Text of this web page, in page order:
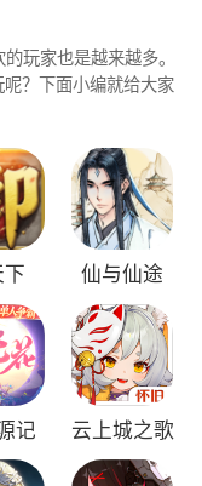
到来。面对无
身的无力……
有凡人的渴望
下。
世界的谜底在
行者，你将去
你将操纵着不同
；
玩家也是越来越多。
？下面小编就给大家
仙与仙途
记 云上城之歌